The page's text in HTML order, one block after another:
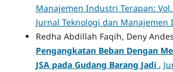
Manajemen Industri Terapan:
Jurnal Teknologi dan Manajemen
Redha Abdillah Faqih, Deny
Pengangkatan Beban Dengan
JSA pada Gudang Barang Jadi ,